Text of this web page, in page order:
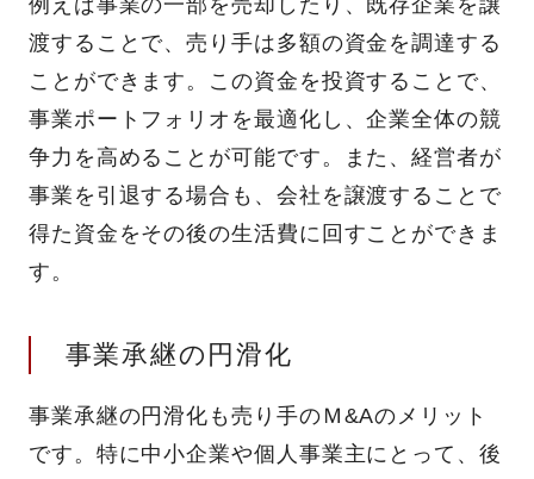
例えば事業の一部を売却したり、既存企業を譲
渡することで、売り手は多額の資金を調達する
ことができます。この資金を投資することで、
事業ポートフォリオを最適化し、企業全体の競
争力を高めることが可能です。また、経営者が
事業を引退する場合も、会社を譲渡することで
得た資金をその後の生活費に回すことができま
す。
事業承継の円滑化
事業承継の円滑化も売り手のＭ&Aのメリット
です。特に中小企業や個人事業主にとって、後